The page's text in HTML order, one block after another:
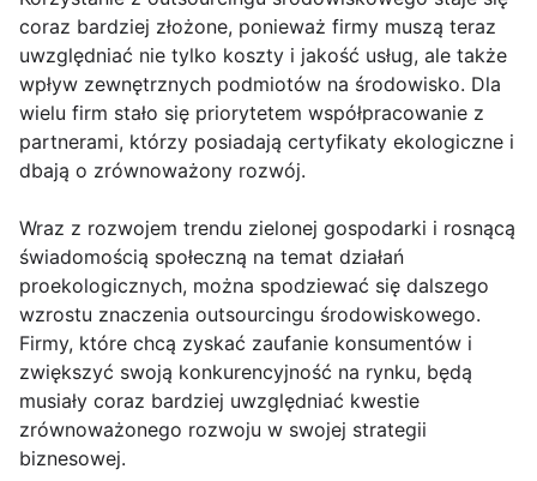
coraz bardziej złożone, ponieważ firmy muszą teraz
uwzględniać nie tylko koszty i jakość usług, ale także
wpływ zewnętrznych podmiotów na środowisko. Dla
wielu firm stało się priorytetem współpracowanie z
partnerami, którzy posiadają certyfikaty ekologiczne i
dbają o zrównoważony rozwój.
Wraz z rozwojem trendu zielonej gospodarki i rosnącą
świadomością społeczną na temat działań
proekologicznych, można spodziewać się dalszego
wzrostu znaczenia outsourcingu środowiskowego.
Firmy, które chcą zyskać zaufanie konsumentów i
zwiększyć swoją konkurencyjność na rynku, będą
musiały coraz bardziej uwzględniać kwestie
zrównoważonego rozwoju w swojej strategii
biznesowej.